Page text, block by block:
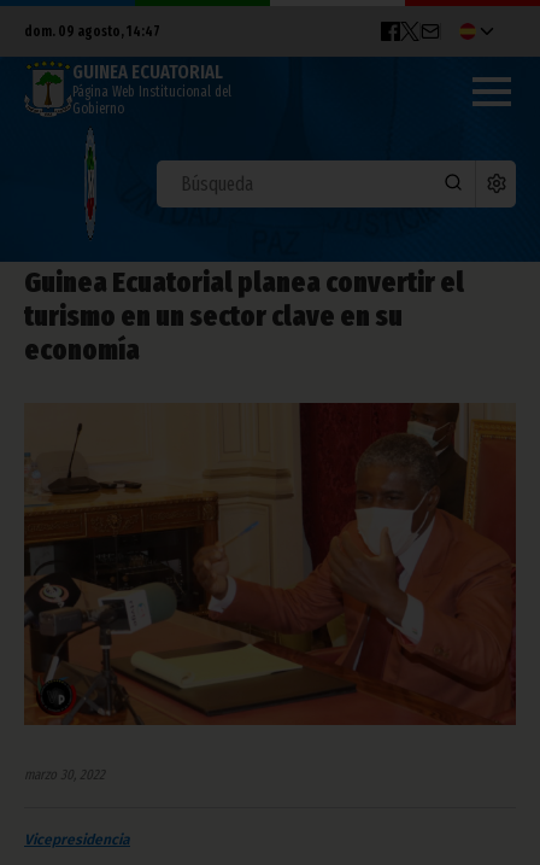
dom. 09 agosto, 14:47
GUINEA ECUATORIAL
Página Web Institucional del
Gobierno
Guinea Ecuatorial planea convertir el
turismo en un sector clave en su
economía
marzo 30, 2022
Vicepresidencia